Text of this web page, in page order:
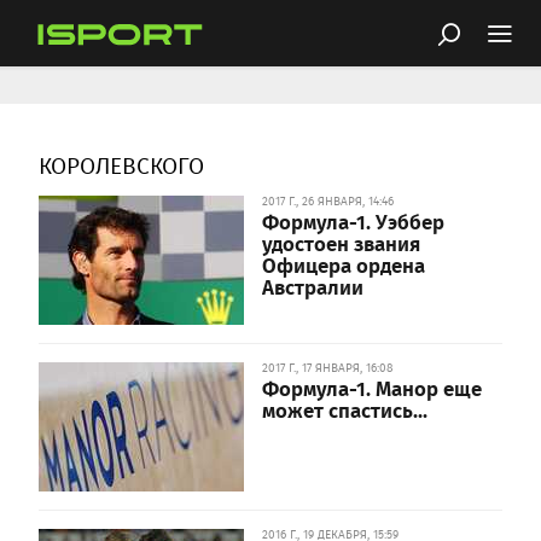
КОРОЛЕВСКОГО
2017 Г., 26 ЯНВАРЯ, 14:46
Формула-1. Уэббер
удостоен звания
Офицера ордена
Австралии
2017 Г., 17 ЯНВАРЯ, 16:08
Формула-1. Манор еще
может спастись...
2016 Г., 19 ДЕКАБРЯ, 15:59